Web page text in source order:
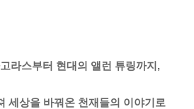
라스부터 현대의 앨런 튜링까지,
세상을 바꿔온 천재들의 이야기로